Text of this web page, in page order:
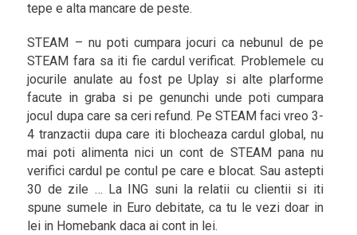
tepe e alta mancare de peste.
STEAM – nu poti cumpara jocuri ca nebunul de pe
STEAM fara sa iti fie cardul verificat. Problemele cu
jocurile anulate au fost pe Uplay si alte plarforme
facute in graba si pe genunchi unde poti cumpara
jocul dupa care sa ceri refund. Pe STEAM faci vreo 3-
4 tranzactii dupa care iti blocheaza cardul global, nu
mai poti alimenta nici un cont de STEAM pana nu
verifici cardul pe contul pe care e blocat. Sau astepti
30 de zile … La ING suni la relatii cu clientii si iti
spune sumele in Euro debitate, ca tu le vezi doar in
lei in Homebank daca ai cont in lei.